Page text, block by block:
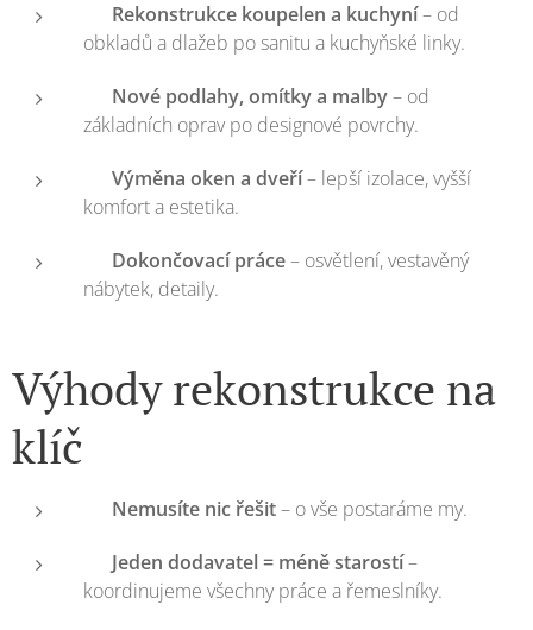
Rekonstrukce koupelen a kuchyní– od
obkladů a dlažeb po sanitu a kuchyňské linky.
Nové podlahy, omítky a malby– od
základních oprav po designové povrchy.
Výměna oken a dveří– lepší izolace, vyšší
komfort a estetika.
Dokončovací práce– osvětlení, vestavěný
nábytek, detaily.
Výhody rekonstrukce na
klíč
Nemusíte nic řešit– o vše postaráme my.
Jeden dodavatel = méně starostí–
koordinujeme všechny práce a řemeslníky.